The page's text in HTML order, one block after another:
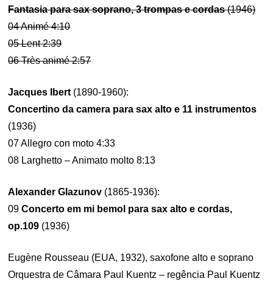
Fantasia para sax soprano, 3 trompas e cordas(1946)
04 Animé 4:10
05 Lent 2:39
06 Très animé 2:57
Jacques Ibert (1890-1960):
Concertino da camera para sax alto e 11 instrumentos
(1936)
07 Allegro con moto 4:33
08 Larghetto – Animato molto 8:13
Alexander Glazunov (1865-1936):
09Concerto em mi bemol para sax alto e cordas,
op.109 (1936)
Eugène Rousseau (EUA, 1932), saxofone alto e soprano
Orquestra de Câmara Paul Kuentz – regência Paul Kuentz